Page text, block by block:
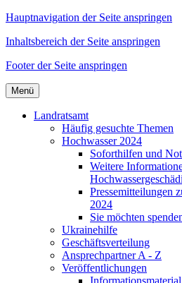
Hauptnavigation der Seite anspringen
Inhaltsbereich der Seite anspringen
Footer der Seite anspringen
Menü
Landratsamt
Häufig gesuchte Themen
Hochwasser 2024
Soforthilfen und
Weitere
Pressemitteilungen
2024
Sie möchten
Ukrainehilfe
Geschäftsverteilung
Ansprechpartner A - Z
Veröffentlichungen
Informationsmaterial